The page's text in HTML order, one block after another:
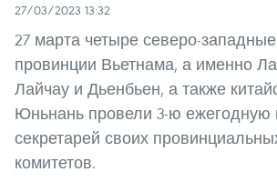
27/03/2023 13:32
27 марта четыре северо-
провинции Вьетнама, а именно
Лайчау и Дьенбьен, а также
Юньнань провели 3-ю
секретарей своих
комитетов.